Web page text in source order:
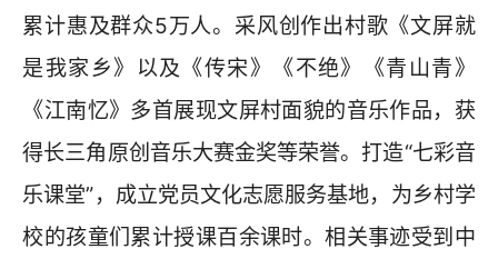
累计惠及群众5万人。采风创作出村歌《文屏就
是我家乡》以及《传宋》《不绝》《青山青》
《江南忆》多首展现文屏村面貌的音乐作品，获
得长三角原创音乐大赛金奖等荣誉。打造“七彩音
乐课堂”，成立党员文化志愿服务基地，为乡村学
校的孩童们累计授课百余课时。相关事迹受到中